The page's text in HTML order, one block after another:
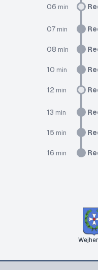
06 min
07 min
08 min
10 min
12 min
13 min
15 min
16 min